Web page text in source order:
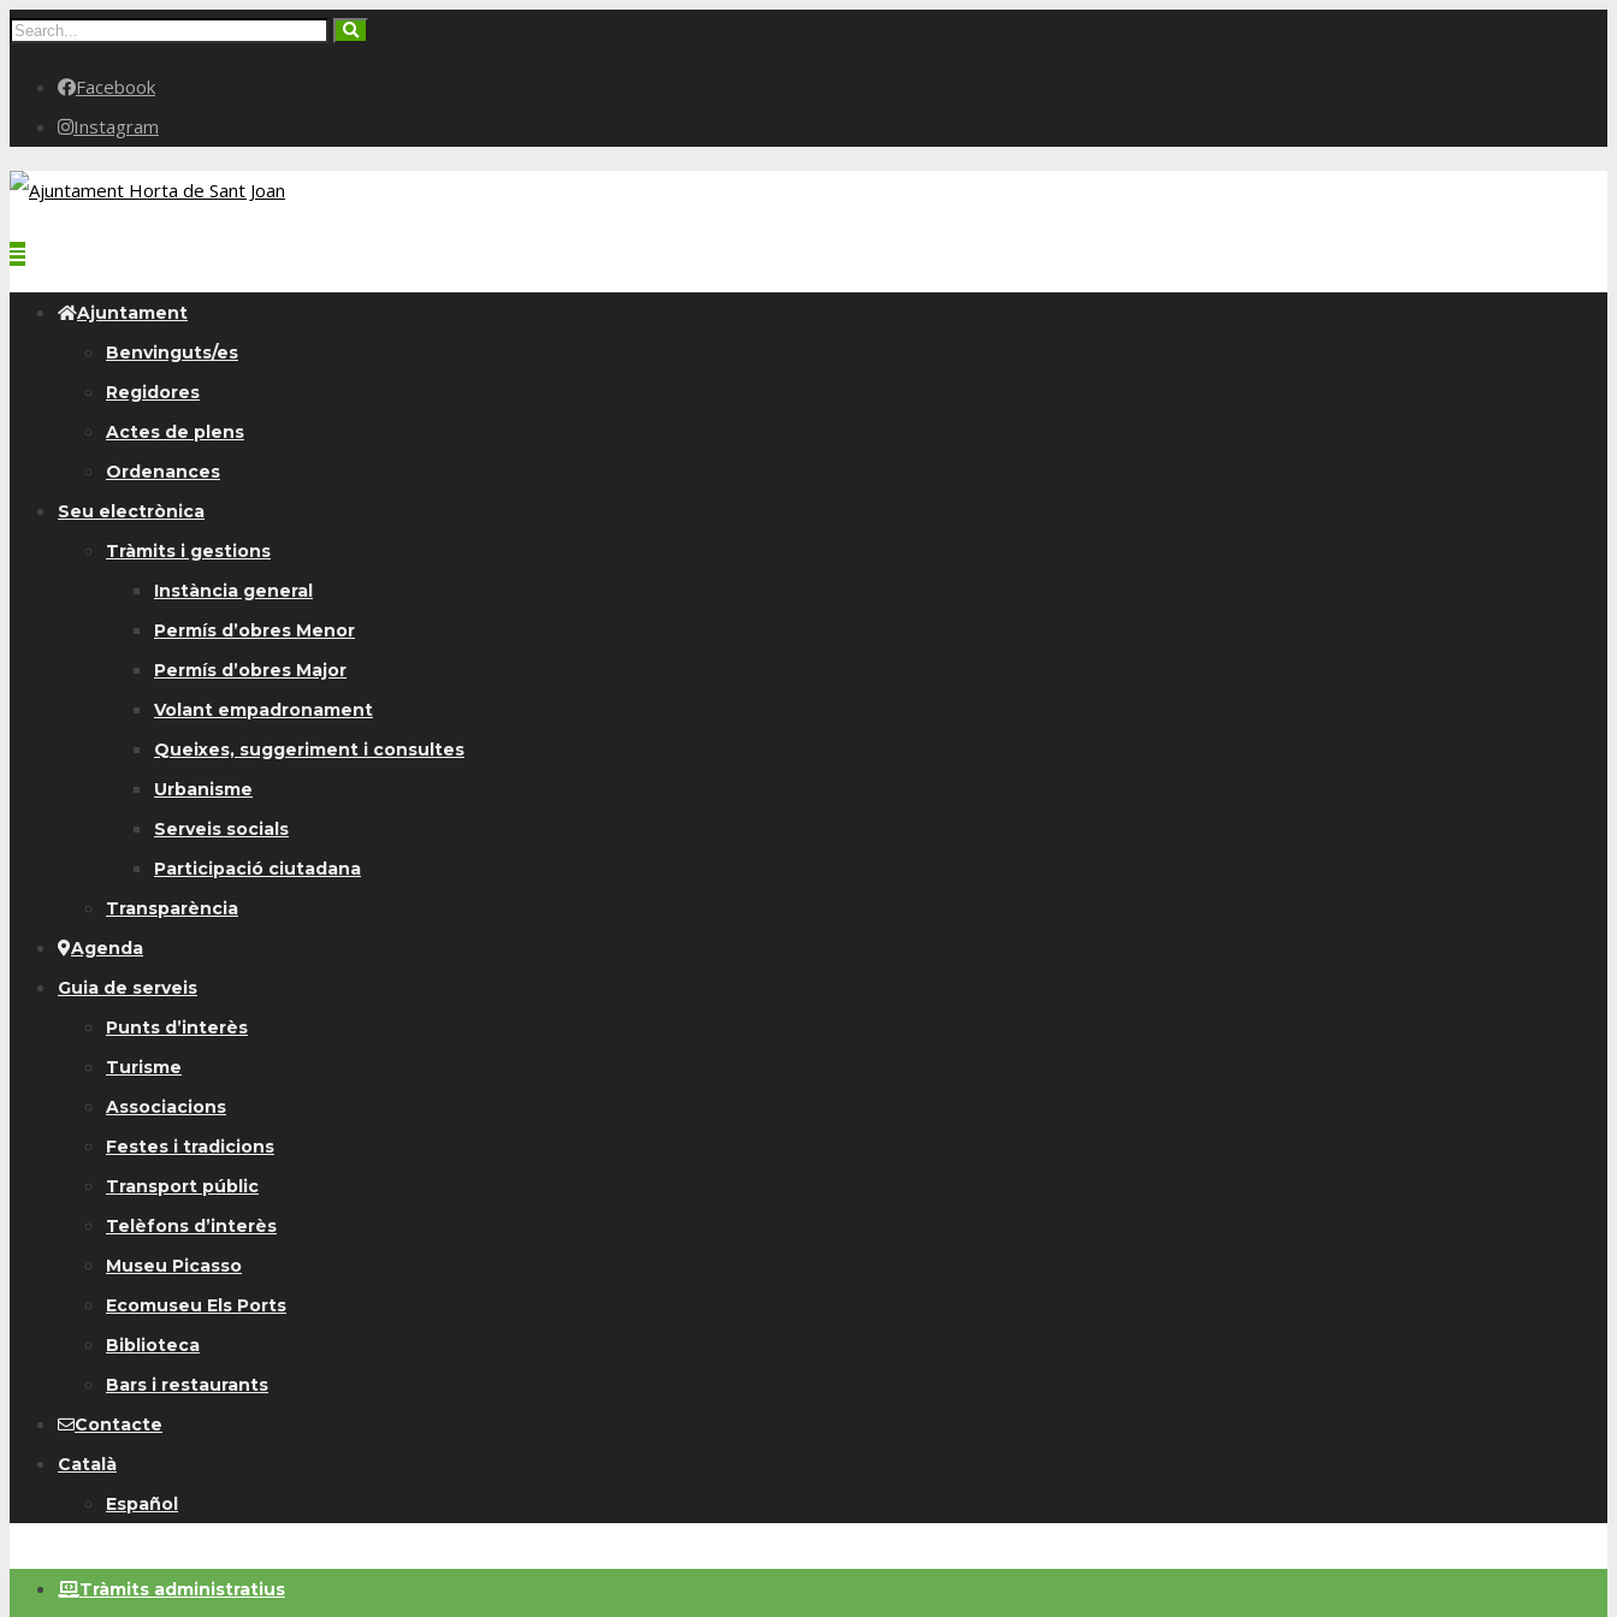
Facebook
Instagram
Ajuntament
Benvinguts/es
Regidores
Actes de plens
Ordenances
Seu electrònica
Tràmits i gestions
Instància general
Permís d’obres Menor
Permís d’obres Major
Volant empadronament
Queixes, suggeriment i consultes
Urbanisme
Serveis socials
Participació ciutadana
Transparència
Agenda
Guia de serveis
Punts d’interès
Turisme
Associacions
Festes i tradicions
Transport públic
Telèfons d’interès
Museu Picasso
Ecomuseu Els Ports
Biblioteca
Bars i restaurants
Contacte
Català
Español
Tràmits administratius